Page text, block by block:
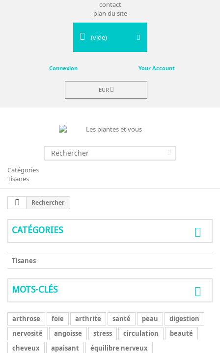
contact
plan du site
(vide)
Connexion Your Account
EUR
Catégories
Tisanes
Rechercher
CATÉGORIES
Tisanes
MOTS-CLÉS
arthrose foie arthrite santé peau
digestion
nervosité
angoisse stress circulation
beauté
cheveux
apaisant
équilibre nerveux